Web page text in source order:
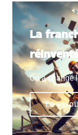
La
On a changé
En